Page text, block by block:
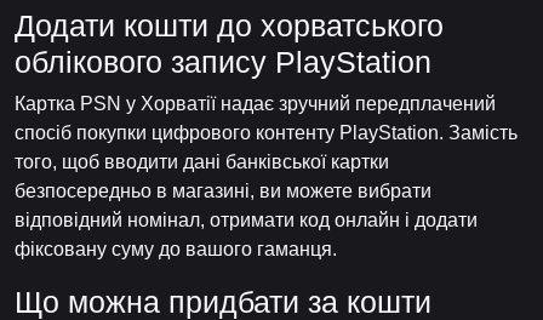
Додати кошти до хорватського
облікового запису PlayStation
Картка PSN у Хорватії надає зручний передплачений
спосіб покупки цифрового контенту PlayStation. Замість
того, щоб вводити дані банківської картки
безпосередньо в магазині, ви можете вибрати
відповідний номінал, отримати код онлайн і додати
фіксовану суму до вашого гаманця.
Що можна придбати за кошти